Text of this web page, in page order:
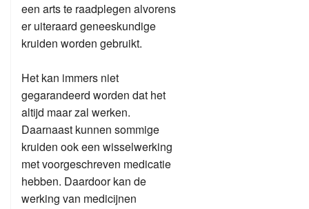
een arts te raadplegen alvorens
er uiteraard geneeskundige
kruiden worden gebruikt.
Het kan immers niet
gegarandeerd worden dat het
altijd maar zal werken.
Daarnaast kunnen sommige
kruiden ook een wisselwerking
met voorgeschreven medicatie
hebben. Daardoor kan de
werking van medicijnen